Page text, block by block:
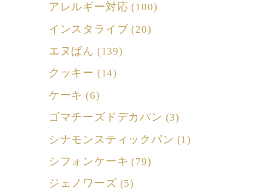
アレルギー対応 (100)
インスタライブ (20)
エヌぱん (139)
クッキー (14)
ケーキ (6)
ゴマチーズドデカパン (3)
シナモンスティックパン (1)
シフォンケーキ (79)
ジェノワーズ (5)